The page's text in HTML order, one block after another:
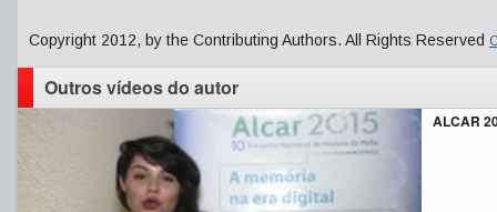
Copyright 2012, by the Contributing Authors. All Rights Reserved
Outros vídeos do autor
ALCAR